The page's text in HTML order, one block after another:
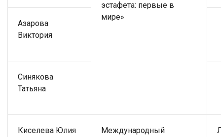
эстафета: первые в
мире»
Азарова
Виктория
Синякова
Татьяна
Киселева Юлия
Международный